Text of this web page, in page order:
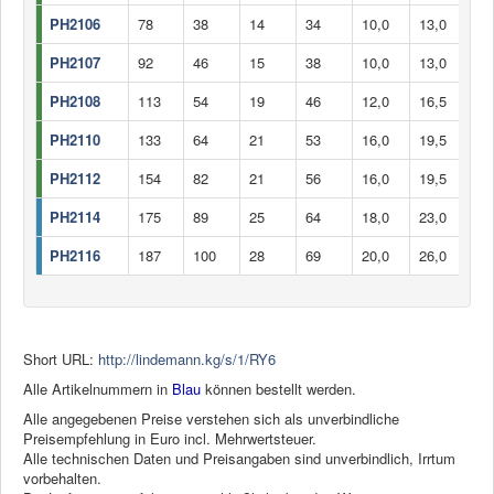
PH2106
78 38 14 34 10,0 13,0
PH2107
92 46 15 38 10,0 13,0
PH2108
113 54 19 46 12,0 16,5
PH2110
133 64 21 53 16,0 19,5
PH2112
154 82 21 56 16,0 19,5
PH2114
175 89 25 64 18,0 23,0
PH2116
187 100 28 69 20,0 26,0
Short URL: http://lindemann.kg/s/1/RY6
Alle Artikelnummern in Blau können bestellt werden.
Alle angegebenen Preise verstehen sich als unverbindliche
Preisempfehlung in Euro incl. Mehrwertsteuer.
Alle technischen Daten und Preisangaben sind unverbindlich, Irrtum
vorbehalten.